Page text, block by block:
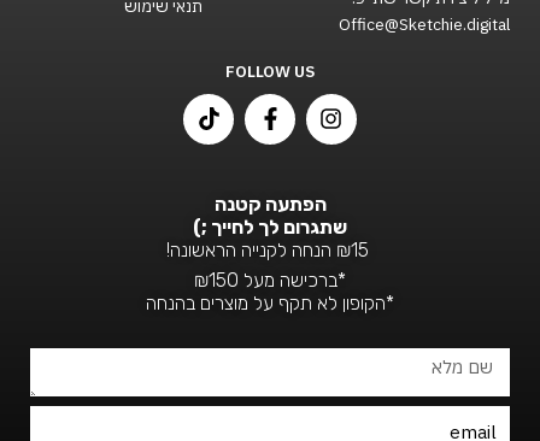
Office@Sketchie.digital
תנאי שימוש
FOLLOW US
I
n
s
a
g
r
a
m
F
a
c
b
o
o
k
-
f
T
i
k
k הפתעה קטנה
שתגרום לך לחייך ;)
*ברכישה מעל ₪150
*הקופון לא תקף על מוצרים בהנחה
שם